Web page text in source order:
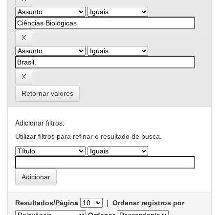
Retornar valores
Adicionar filtros:
Utilizar filtros para refinar o resultado de busca.
Resultados/Página | Ordenar registros por